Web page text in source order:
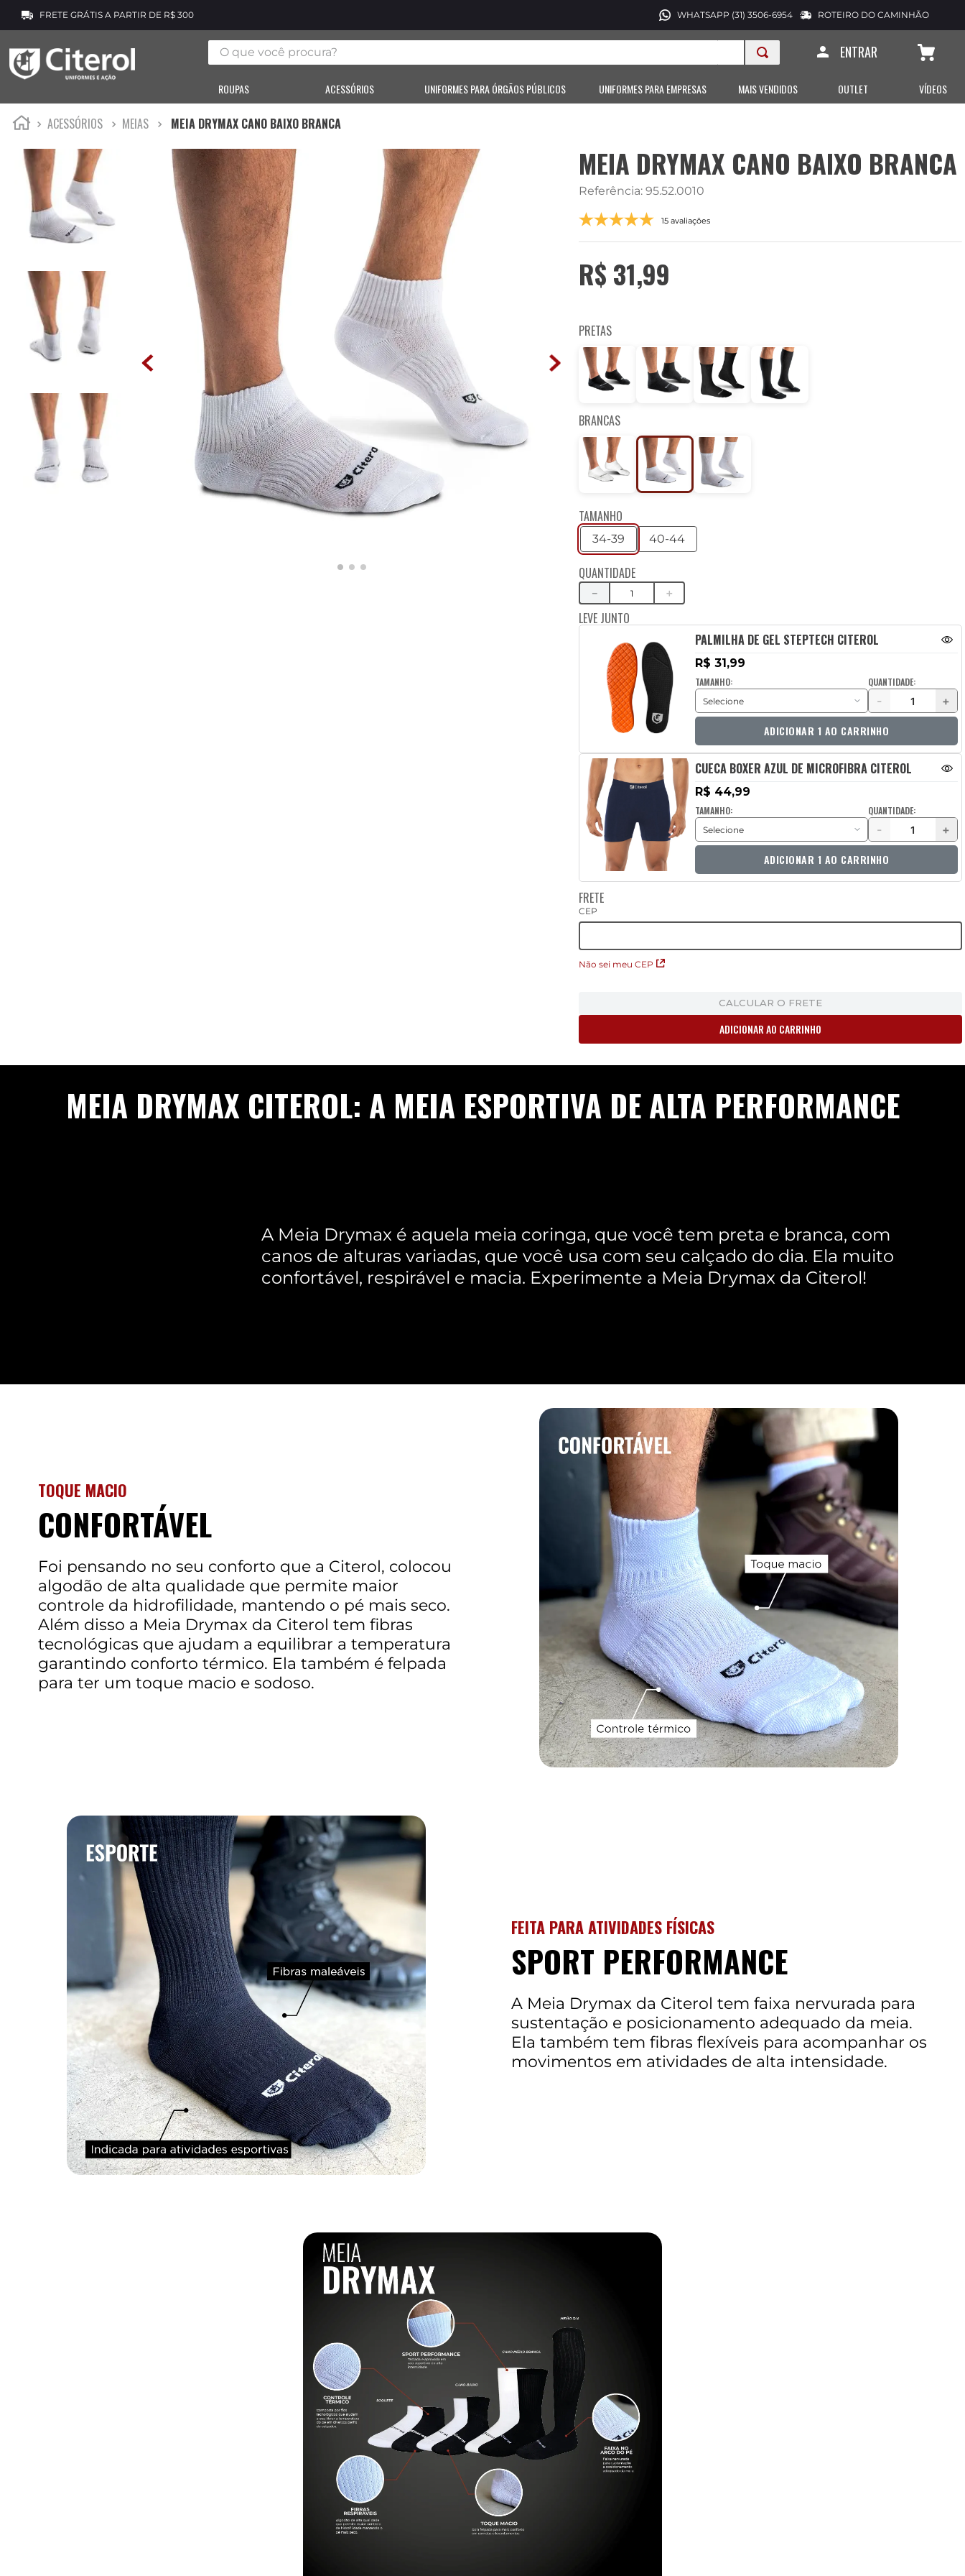
FRETE GRÁTIS A PARTIR DE R$ 300 WHATSAPP (31) 3506-6954 ROTEIRO DO CAMINHÃO
O que você procura? ENTRAR
ROUPAS ACESSÓRIOS UNIFORMES PARA ÓRGÃOS PÚBLICOS UNIFORMES PARA EMPRESAS MAIS VENDIDOS OUTLET VÍDEOS
ACESSÓRIOS MEIAS MEIA DRYMAX CANO BAIXO BRANCA
MEIA DRYMAX CANO BAIXO BRANCA
Referência: 95.52.0010
15 avaliações
R$ 31,99
PRETAS
BRANCAS
TAMANHO
34-39 40-44
QUANTIDADE
＋
－
LEVE JUNTO
PALMILHA DE GEL STEPTECH CITEROL
R$ 31,99
TAMANHO: QUANTIDADE:
- +
ADICIONAR 1 AO CARRINHO
CUECA BOXER AZUL DE MICROFIBRA CITEROL
R$ 44,99
TAMANHO: QUANTIDADE:
- +
ADICIONAR 1 AO CARRINHO
FRETE
CEP
Não sei meu CEP
CALCULAR O FRETE
ADICIONAR AO CARRINHO
MEIA DRYMAX CITEROL: A MEIA ESPORTIVA DE ALTA PERFORMANCE
A Meia Drymax é aquela meia coringa, que você tem preta e branca, com
canos de alturas variadas, que você usa com seu calçado do dia. Ela muito
confortável, respirável e macia. Experimente a Meia Drymax da Citerol!
TOQUE MACIO
CONFORTÁVEL
Foi pensando no seu conforto que a Citerol, colocou
algodão de alta qualidade que permite maior
controle da hidrofilidade, mantendo o pé mais seco.
Além disso a Meia Drymax da Citerol tem fibras
tecnológicas que ajudam a equilibrar a temperatura
garantindo conforto térmico. Ela também é felpada
para ter um toque macio e sodoso.
FEITA PARA ATIVIDADES FÍSICAS
SPORT PERFORMANCE
A Meia Drymax da Citerol tem faixa nervurada para
sustentação e posicionamento adequado da meia.
Ela também tem fibras flexíveis para acompanhar os
movimentos em atividades de alta intensidade.